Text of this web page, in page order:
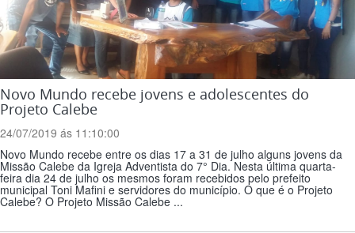
Novo Mundo recebe jovens e adolescentes do
Projeto Calebe
24/07/2019 ás 11:10:00
Novo Mundo recebe entre os dias 17 a 31 de julho alguns jovens da
Missão Calebe da Igreja Adventista do 7° Dia. Nesta última quarta-
feira dia 24 de julho os mesmos foram recebidos pelo prefeito
municipal Toni Mafini e servidores do município. O que é o Projeto
Calebe? O Projeto Missão Calebe ...